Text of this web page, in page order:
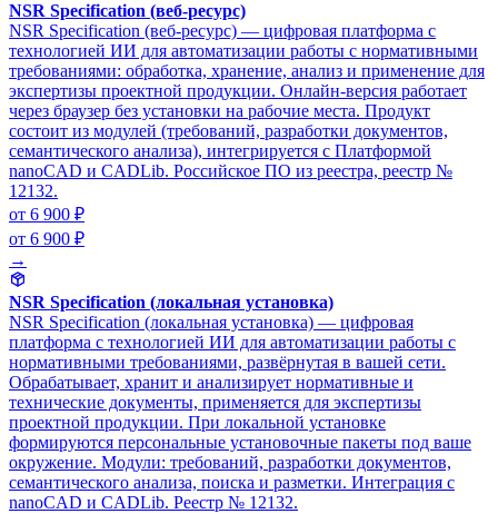
NSR Specification (веб-ресурс)
NSR Specification (веб-ресурс) — цифровая платформа с
технологией ИИ для автоматизации работы с нормативными
требованиями: обработка, хранение, анализ и применение для
экспертизы проектной продукции. Онлайн-версия работает
через браузер без установки на рабочие места. Продукт
состоит из модулей (требований, разработки документов,
семантического анализа), интегрируется с Платформой
nanoCAD и CADLib. Российское ПО из реестра, реестр №
12132.
от 6 900 ₽
от 6 900 ₽
→
NSR Specification (локальная установка)
NSR Specification (локальная установка) — цифровая
платформа с технологией ИИ для автоматизации работы с
нормативными требованиями, развёрнутая в вашей сети.
Обрабатывает, хранит и анализирует нормативные и
технические документы, применяется для экспертизы
проектной продукции. При локальной установке
формируются персональные установочные пакеты под ваше
окружение. Модули: требований, разработки документов,
семантического анализа, поиска и разметки. Интеграция с
nanoCAD и CADLib. Реестр № 12132.